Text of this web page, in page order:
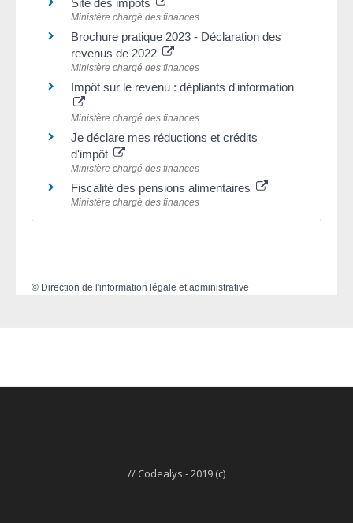
Site des impôts
Ministère chargé des finances
Brochure pratique 2023 - Déclaration des
revenus de 2022
Ministère chargé des finances
Impôt sur le revenu : dépliants d'information
Ministère chargé des finances
Je déclare mes réductions et crédits
d'impôt
Ministère chargé des finances
Fiscalité des pensions alimentaires
Ministère chargé des finances
© Direction de l'information légale et administrative
// Codealys - 2019 (c)